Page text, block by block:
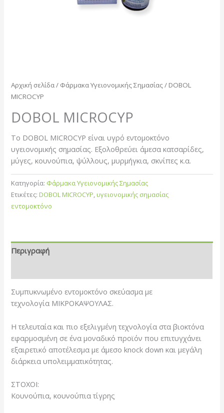
Αρχική σελίδα/ Φάρμακα Υγειονομικής Σημασίας / DOBOL
MICROCYP
DOBOL MICROCYP
Το DOBOL MICROCYP είναι υγρό εντομοκτόνο
υγειονομικής σημασίας. Εξολοθρεύει άμεσα κατσαρίδες,
μύγες, κουνούπια, ψύλλους, μυρμήγκια, σκνίπες κ.α.
Κατηγορία: Φάρμακα Υγειονομικής Σημασίας
Ετικέτες:DOBOL MICROCYP,υγειονομικής σημασίας
εντομοκτόνο
Περιγραφή
Συμπυκνωμένο εντομοκτόνο σκεύασμα με
τεχνολογία ΜΙΚΡΟΚΑΨΟΥΛΑΣ.
Η τελευταία και πιο εξελιγμένη τεχνολογία στα βιοκτόνα
εφαρμοσμένη σε ένα μοναδικό προϊόν που επιτυγχάνει
εξαιρετικό αποτέλεσμα με άμεσο knock down και μεγάλη
διάρκεια υπολειμματικότητας.
ΣΤΟΧΟΙ:
Κουνούπια, κουνούπια τίγρης